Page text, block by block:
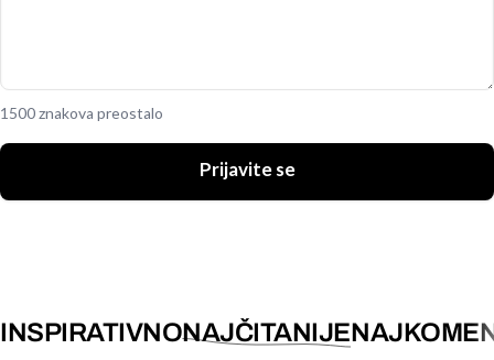
1500 znakova preostalo
Prijavite se
INSPIRATIVNONAJČITANIJE